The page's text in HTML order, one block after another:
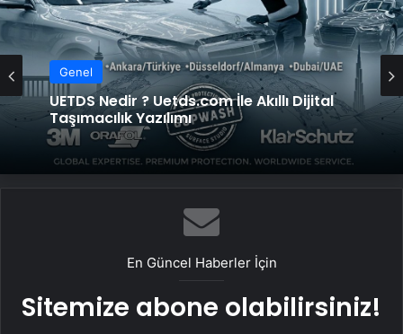
Genel
UETDS Nedir ? Uetds.com İle Akıllı Dijital
Taşımacılık Yazılımı
En Güncel Haberler İçin
Sitemize abone olabilirsiniz!